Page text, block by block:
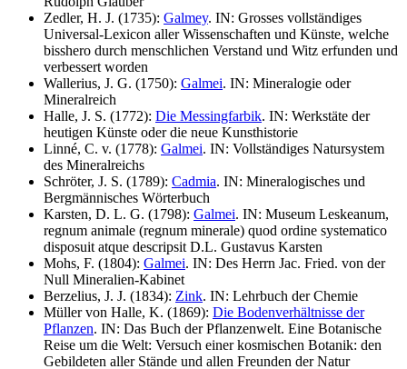
Zedler, H. J. (1735): Galmey. IN: Grosses vollständiges
Universal-Lexicon aller Wissenschaften und Künste, welche
bisshero durch menschlichen Verstand und Witz erfunden und
verbessert worden
Wallerius, J. G. (1750): Galmei. IN: Mineralogie oder
Mineralreich
Halle, J. S. (1772): Die Messingfarbik. IN: Werkstäte der
heutigen Künste oder die neue Kunsthistorie
Linné, C. v. (1778): Galmei. IN: Vollständiges Natursystem
des Mineralreichs
Schröter, J. S. (1789): Cadmia. IN: Mineralogisches und
Bergmännisches Wörterbuch
Karsten, D. L. G. (1798): Galmei. IN: Museum Leskeanum,
regnum animale (regnum minerale) quod ordine systematico
disposuit atque descripsit D.L. Gustavus Karsten
Mohs, F. (1804): Galmei. IN: Des Herrn Jac. Fried. von der
Null Mineralien-Kabinet
Berzelius, J. J. (1834): Zink. IN: Lehrbuch der Chemie
Müller von Halle, K. (1869): Die Bodenverhältnisse der
Pflanzen. IN: Das Buch der Pflanzenwelt. Eine Botanische
Reise um die Welt: Versuch einer kosmischen Botanik: den
Gebildeten aller Stände und allen Freunden der Natur